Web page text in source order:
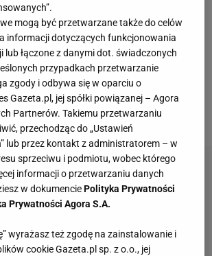
marzył, by zostać miotaczem w
baseballa. Aż w szkole średniej
i został liderem drużyny
1963 roku zdobył mistrzostwo
finale aż 48 punktów. Powoli tracił
Biblią.
mogą być przetwarzane także do celów
informacji dotyczących funkcjonowania
lub łączone z danymi dot. świadczonych
przypadkach przetwarzanie
zgody i odbywa się w oparciu o
Gazeta.pl, jej spółki powiązanej – Agora
Partnerów. Takiemu przetwarzaniu
przechodząc do „Ustawień
lub przez kontakt z administratorem – w
sprzeciwu i podmiotu, wobec którego
informacji o przetwarzaniu danych
w dokumenciePolityka Prywatności
Prywatności Agora S.A.
wyrażasz też zgodę na zainstalowanie i
cookie Gazeta.pl sp. z o.o., jej